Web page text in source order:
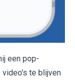
een pop-
te blijven